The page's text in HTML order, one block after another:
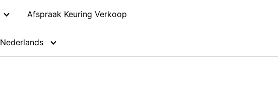
Afspraak Keuring Verkoop
Nederlands